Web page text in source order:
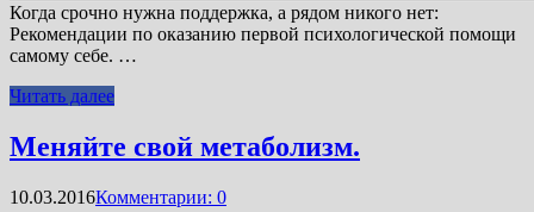
Когда срочно нужна поддержка, а рядом никого нет:
Рекомендации по оказанию первой психологической помощи
самому себе. …
Читать далее
Меняйте свой метаболизм.
10.03.2016Комментарии: 0